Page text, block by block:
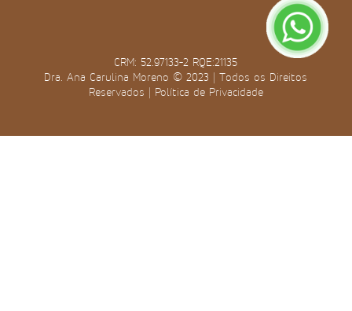
CRM: 52.97133-2 RQE:21135
Dra. Ana Carulina Moreno © 2023 | Todos os Direitos
Reservados | Política de Privacidade